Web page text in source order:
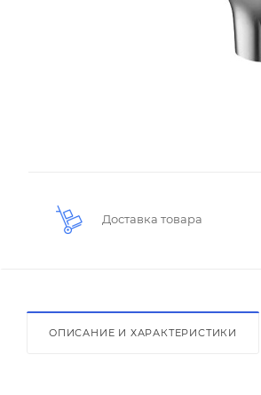
Доставка товара
ОПИСАНИЕ И ХАРАКТЕРИСТИКИ